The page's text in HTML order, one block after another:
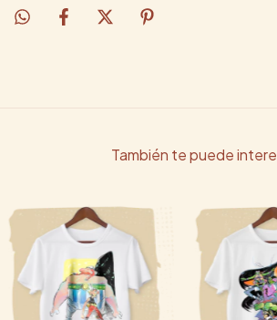
También te puede